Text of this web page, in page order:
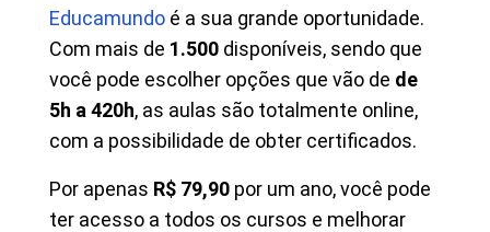
Educamundo é a sua grande oportunidade.
Com mais de 1.500 disponíveis, sendo que
você pode escolher opções que vão de de
5h a 420h, as aulas são totalmente online,
com a possibilidade de obter certificados.
Por apenas R$ 79,90 por um ano, você pode
ter acesso a todos os cursos e melhorar